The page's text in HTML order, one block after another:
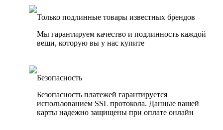
Только подлинные товары известных брендов
Мы гарантируем качество и подлинность каждой
вещи, которую вы у нас купите
Безопасность
Безопасность платежей гарантируется
использованием SSL протокола. Данные вашей
карты надежно защищены при оплате онлайн